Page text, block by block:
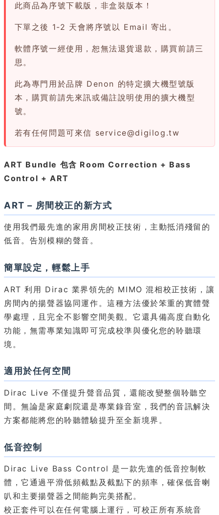
此商品為序號下載版，非盒裝版本！
下單之後 1-2 天會將序號以 Email 寄出。
軟體序號一經使用，恕無法退貨退款，購買前請三
思。
此為專門用於品牌 Denon 的特定擴大機型號版
本，購買前請先來訊或備註說明使用的擴大機型
號。
若有任何問題可來信 service@digilog.tw
ART Bundle 包含 Room Correction + Bass
Control + ART
ART – 房間校正的新方式
使用我們最先進的家用房間校正技術，主動抵消殘留的
低音。告別模糊的聲音。
簡單設定，輕鬆上手
ART 利用 Dirac 業界領先的 MIMO 混相校正技術，讓
房間內的揚聲器協同運作。這種方法優於笨重的實體聲
學處理，且完全不影響空間美觀。它還具備高度自動化
功能，無需專業知識即可完成校準與優化您的聆聽環
境。
適用於任何空間
Dirac Live 不僅提升聲音品質，還能改變整個聆聽空
間。無論是家庭劇院還是專業錄音室，我們的音訊解決
方案都能將您的聆聽體驗提升至全新境界。
低音控制
Dirac Live Bass Control 是一款先進的低音控制軟
體，它通過平滑低頻截點及截點下的頻率，確保低音喇
叭和主要揚聲器之間能夠完美搭配。
校正套件可以在任何電腦上運行，可校正所有系統音